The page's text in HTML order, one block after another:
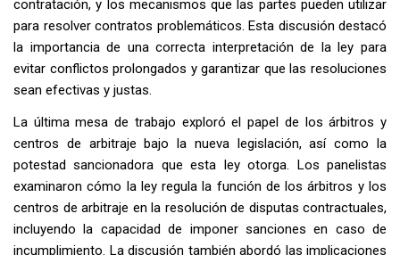
contratación, y los mecanismos que las partes pueden utilizar
para resolver contratos problemáticos. Esta discusión destacó
la importancia de una correcta interpretación de la ley para
evitar conflictos prolongados y garantizar que las resoluciones
sean efectivas y justas.
La última mesa de trabajo exploró el papel de los árbitros y
centros de arbitraje bajo la nueva legislación, así como la
potestad sancionadora que esta ley otorga. Los panelistas
examinaron cómo la ley regula la función de los árbitros y los
centros de arbitraje en la resolución de disputas contractuales,
incluyendo la capacidad de imponer sanciones en caso de
incumplimiento. La discusión también abordó las implicaciones